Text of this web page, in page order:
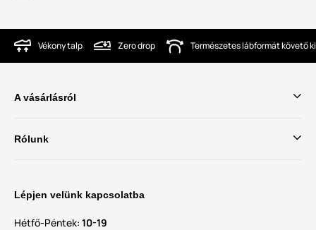
Vékony talp Zero drop Természetes lábformát követő
A vásárlásról
Rólunk
Lépjen velünk kapcsolatba
Hétfő-Péntek: 10-19